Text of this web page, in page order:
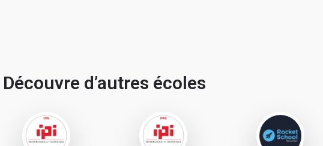
Découvre d’autres écoles